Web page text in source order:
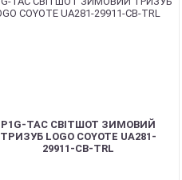
P1G-TAC СВІТШОТ ЗИМОВИЙ
ТРИЗУБ LOGO COYOTE UA281-
29911-CB-TRL